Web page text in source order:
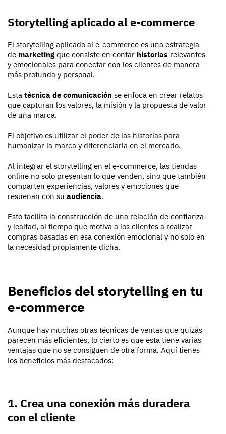
Storytelling aplicado al e-commerce
El storytelling aplicado al e-commerce es una estrategia
de marketingque consiste en contar historias relevantes
y emocionales para conectar con los clientes de manera
más profunda y personal.
Esta técnica de comunicación se enfoca en crear relatos
que capturan los valores, la misión y la propuesta de valor
de una marca.
El objetivo es utilizar el poder de las historias para
humanizar la marca y diferenciarla en el mercado.
Al integrar el storytelling en el e-commerce, las tiendas
online no solo presentan lo que venden, sino que también
comparten experiencias, valores y emociones que
resuenan con su audiencia.
Esto facilita la construcción de una relación de confianza
y lealtad, al tiempo que motiva a los clientes a realizar
compras basadas en esa conexión emocional y no solo en
la necesidad propiamente dicha.
Beneficios del storytelling en tu
e-commerce
Aunque hay muchas otras técnicas de ventas que quizás
parecen más eficientes, lo cierto es que esta tiene varias
ventajas que no se consiguen de otra forma. Aquí tienes
los beneficios más destacados:
1. Crea una conexión más duradera
con el cliente